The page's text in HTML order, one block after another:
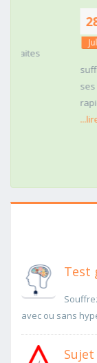
Un
ses
Test
avec ou sans